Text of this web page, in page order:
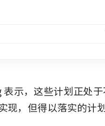
表示，这些计划正处
现，但得以落实的计